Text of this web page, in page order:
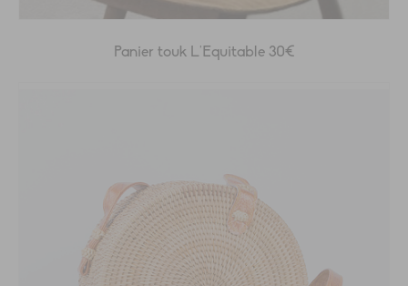
Panier touk L’Equitable 30€